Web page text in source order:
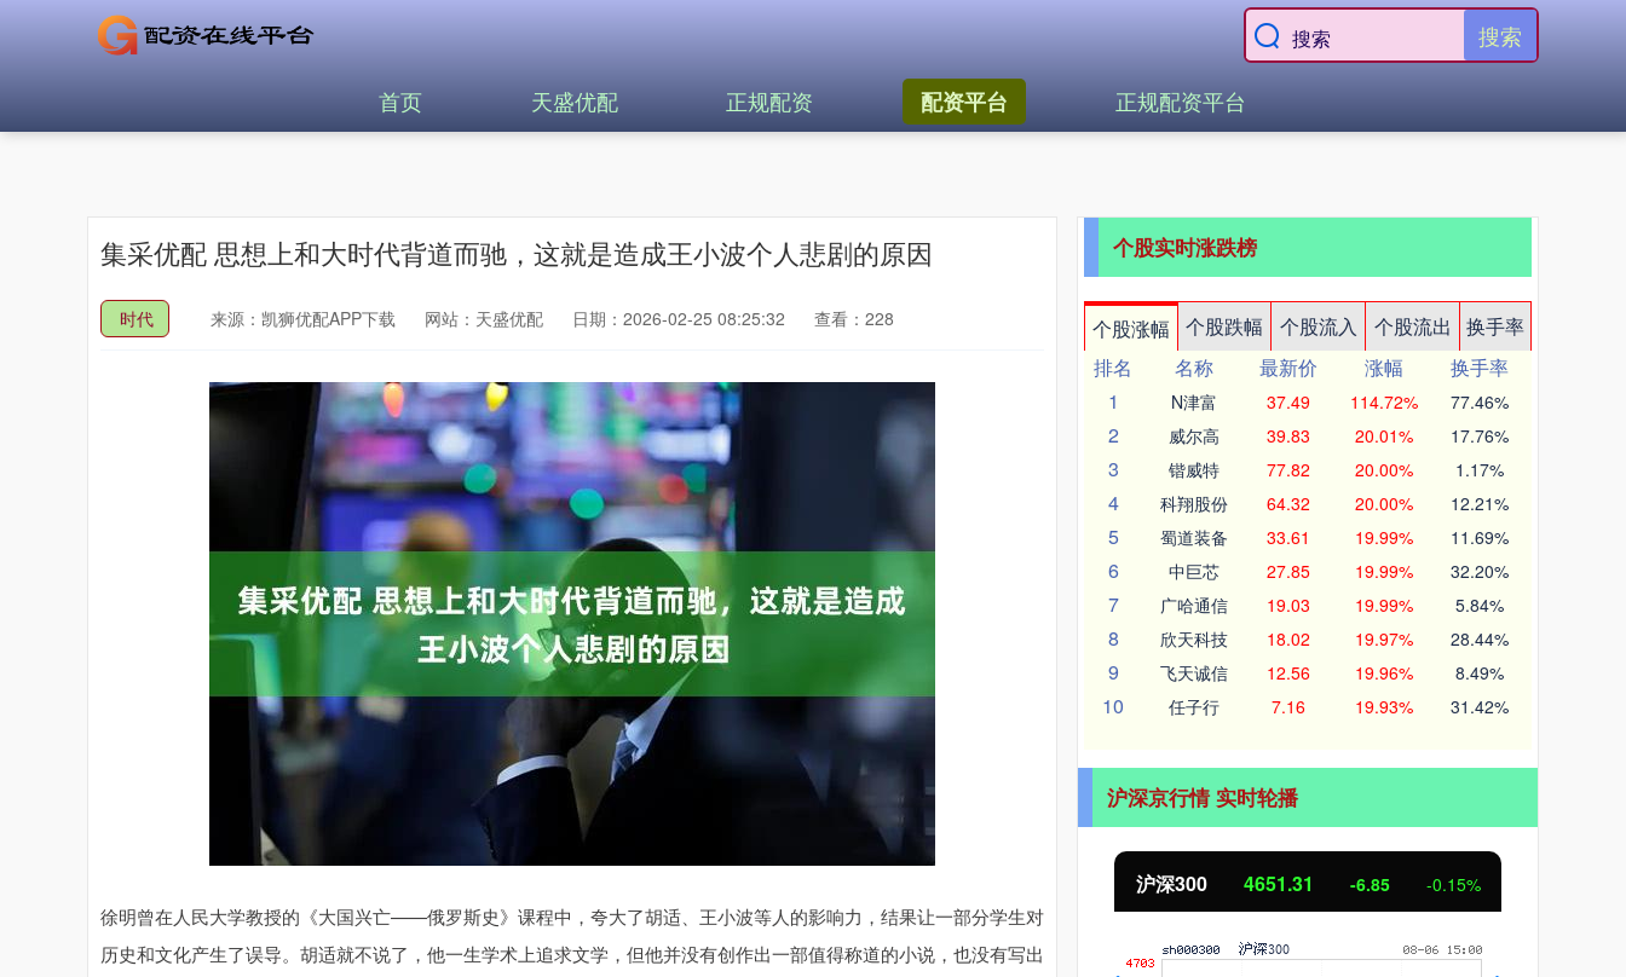
搜索
首页 天盛优配 正规配资 配资平台 正规配资平台
集采优配 思想上和大时代背道而驰，这就是造成王小波个人悲剧的原因
时代 来源：凯狮优配APP下载 网站：天盛优配 日期：2026-02-25 08:25:32 查看：228
徐明曾在人民大学教授的《大国兴亡——俄罗斯史》课程中，夸大了胡适、王小波等人的影响力，结果让一部分学生对
历史和文化产生了误导。胡适就不说了，他一生学术上追求文学，但他并没有创作出一部值得称道的小说，也没有写出
个股实时涨跌榜
个股涨幅 个股跌幅 个股流入 个股流出
换手率
排名
名称 最新价 涨幅
换手率
1
N津富 37.49 114.72% 77.46%
2 威尔高 39.83 20.01% 17.76%
3 锴威特 77.82 20.00% 1.17%
4 科翔股份 64.32 20.00% 12.21%
5 蜀道装备 33.61 19.99% 11.69%
6 中巨芯 27.85 19.99% 32.20%
7 广哈通信 19.03 19.99% 5.84%
8 欣天科技 18.02 19.97% 28.44%
9 飞天诚信 12.56 19.96% 8.49%
10 任子行 7.16 19.93% 31.42%
沪深京行情 实时轮播
沪深300 4651.31 -6.85 -0.15%